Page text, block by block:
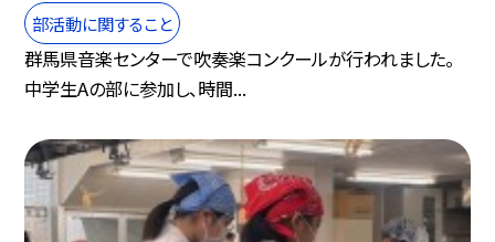
部活動に関すること
群馬県音楽センターで吹奏楽コンクールが行われました。
中学生Aの部に参加し、時間...